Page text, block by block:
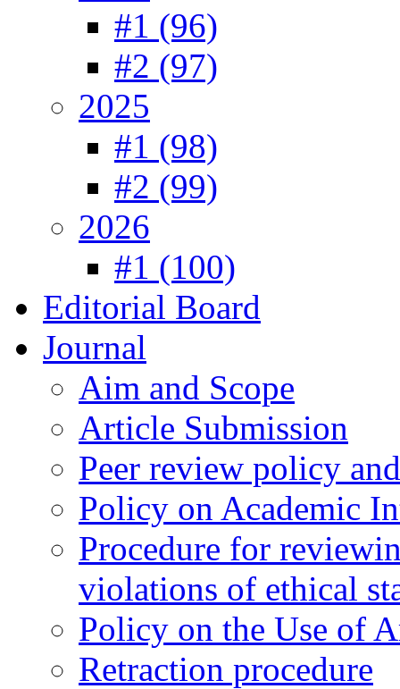
#1 (96)
#2 (97)
2025
#1 (98)
#2 (99)
2026
#1 (100)
Editorial Board
Journal
Aim and Scope
Article Submission
Peer review policy
Policy on Academic
Procedure for
violations of ethical
Policy on the Use of
Retraction procedure